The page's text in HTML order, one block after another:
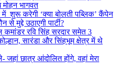
मोहन भागवत
में शुरू करेगी ‘क्या बोलती पब्लिक’ कैंपेन
मुद्दे उठाएगी पार्टी?
कमांडर रवि सिंह सरदार समेत 3
सारंडा और सिंहभूम क्षेत्र में थे
जहां छात्र आंदोलित होंगे, वहां मेरा